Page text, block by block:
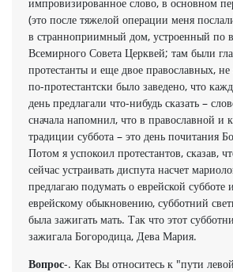
(это после тяжелой операции меня
в странноприимный дом, устроенный по
Всемирного Совета Церквей; там были
протестанты и еще двое православных, не
по-протестантски было заведено, что
день предлагали что-нибудь сказать –
сначала напомнил, что в православной и
традиции суббота – это день почитания
Потом я успокоил протестантов, сказав,
сейчас устраивать диспута насчет
предлагаю подумать о еврейской субботе
еврейскому обыкновению, субботний
была зажигать мать. Так что этот
зажигала Богородица, Дева Мария.
Вопрос-. Как Вы относитесь к "пути